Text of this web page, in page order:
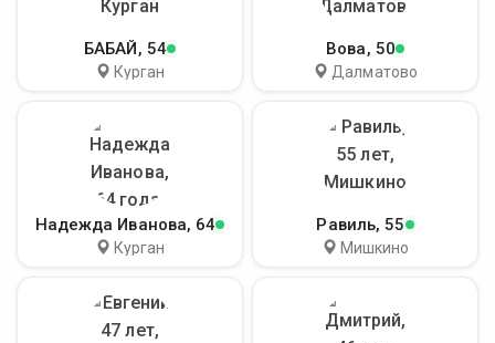
БАБАЙ, 54
Курган
Вова, 50
Далматово
Надежда Иванова, 64
Курган
Равиль, 55
Мишкино